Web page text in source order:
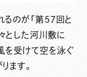
のが「第57回と
々とした河川敷に
を受けて空を泳ぐ
ます。